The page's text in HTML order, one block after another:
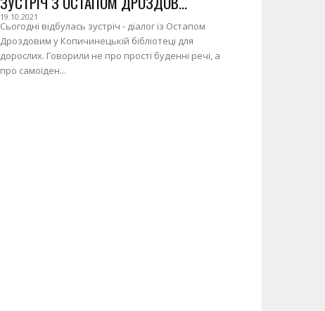
19.10.2021
Сьогодні відбулась зустріч - діалог із Остапом
Дроздовим у Копичинецькій бібліотеці для
дорослих. Говорили не про прості буденні речі, а
про самоіден...